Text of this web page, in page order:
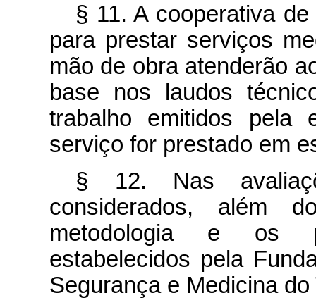
§ 11. A cooperativa
para prestar serviços
mão de obra atenderão
base nos laudos
trabalho emitidos pela
serviço for prestado em
§ 12. Nas
considerados, além
metodologia e os
estabelecidos pela
Segurança e Medicina